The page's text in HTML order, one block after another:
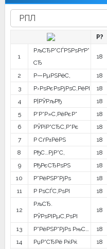
Р?
1
РљСЂР°СЃРЅРѕРґР°
СЂ
18
2 Р—РµРЅРёС‚ 18
3
Р›РѕРєРѕРјРѕС‚РёРІ 18
4
Р¦РЎРљРђ 18
5
Р‘Р°Р»С‚РёРєР° 18
6
РЎРїР°СЂС‚Р°Рє 18
7
Р СѓР±РёРЅ 18
8
РђС…РјР°С‚ 18
9
РђРєСЂРѕРЅ 18
10
Р”РёРЅР°РјРѕ 18
11
Р РѕСЃС‚РѕРІ 18
12
РљСЂ.
РЎРѕРІРµС‚РѕРІ
18
13 Р”РёРЅР°РјРѕ РњС… 18
14
РџР°СЂРё РќРќ 18